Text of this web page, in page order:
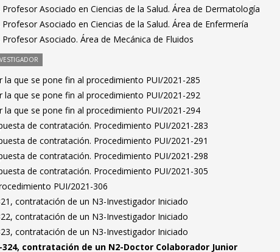
Asociado en Ciencias de la Salud. Área de Dermatología
Asociado en Ciencias de la Salud. Área de Enfermería
Asociado. Área de Mecánica de Fluidos
la que se pone fin al procedimiento PUI/2021-285
la que se pone fin al procedimiento PUI/2021-292
la que se pone fin al procedimiento PUI/2021-294
de contratación. Procedimiento PUI/2021-283
de contratación. Procedimiento PUI/2021-291
de contratación. Procedimiento PUI/2021-298
de contratación. Procedimiento PUI/2021-305
PUI/2021-306
contratación de un N3-Investigador Iniciado
contratación de un N3-Investigador Iniciado
contratación de un N3-Investigador Iniciado
324, contratación de un N2-Doctor Colaborador Junior